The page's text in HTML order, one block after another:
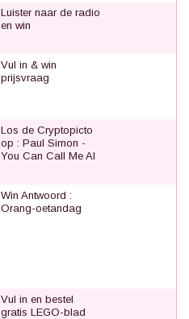
Luister naar de radio
en win
Vul in & win
prijsvraag
Los de Cryptopicto
op : Paul Simon -
You Can Call Me Al
Win Antwoord :
Orang-oetandag
Vul in en bestel
gratis LEGO-blad